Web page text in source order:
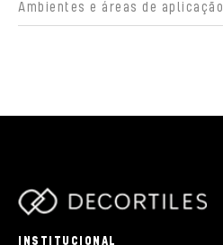
Ambientes e áreas de aplicação
INSTITUCIONAL